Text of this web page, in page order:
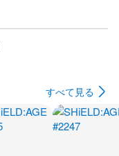
すべて見る